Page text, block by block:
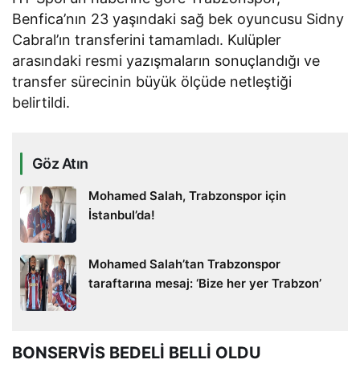
Benfica’nın 23 yaşındaki sağ bek oyuncusu Sidny
Cabral’ın transferini tamamladı. Kulüpler
arasındaki resmi yazışmaların sonuçlandığı ve
transfer sürecinin büyük ölçüde netleştiği
belirtildi.
Göz Atın
Mohamed Salah, Trabzonspor için
İstanbul’da!
Mohamed Salah’tan Trabzonspor
taraftarına mesaj: ‘Bize her yer Trabzon’
BONSERVİS BEDELİ BELLİ OLDU